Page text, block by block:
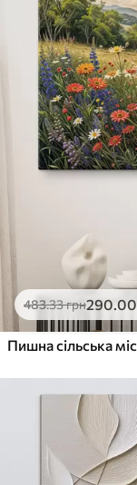
483.33грн290.00